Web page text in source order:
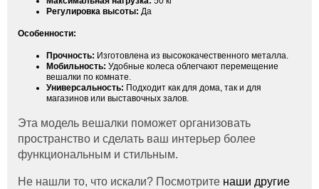
Регулировка высоты: Да
Особенности:
Прочность: Изготовлена из высококачественного металла.
Мобильность: Удобные колеса облегчают перемещение
вешалки по комнате.
Универсальность: Подходит как для дома, так и для
магазинов или выставочных залов.
Эта модель вешалки поможет организовать
пространство и сделать ваш интерьер более
функциональным и стильным.
Не нашли то, что искали? Посмотрите наши другие